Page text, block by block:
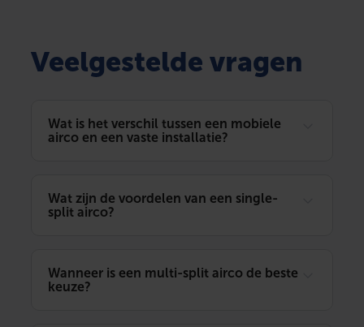
Veelgestelde vragen
Wat is het verschil tussen een mobiele
airco en een vaste installatie?
Wat zijn de voordelen van een single-
split airco?
Wanneer is een multi-split airco de beste
keuze?